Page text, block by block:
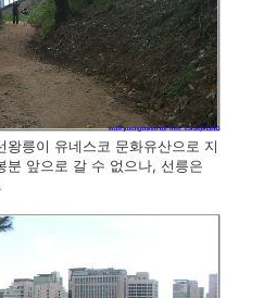
릉이 유네스코 문화유산으로 지
분 앞으로 갈 수 없으나, 선릉은